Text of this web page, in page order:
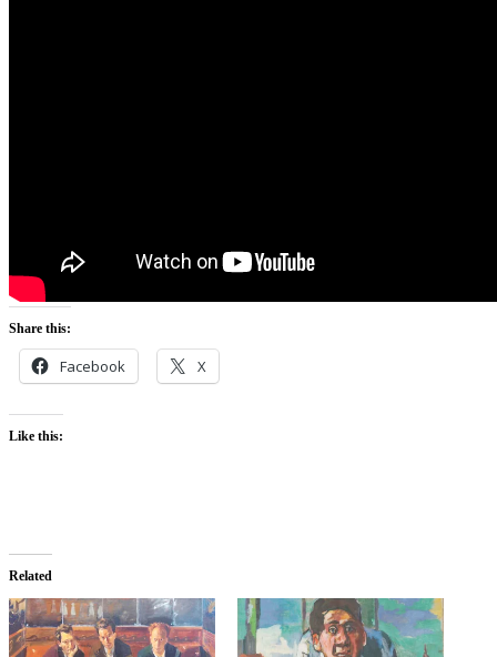
Share this:
Facebook X
Like this:
Related